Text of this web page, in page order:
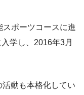
ポーツコースに進
学し、2016年3月
動も本格化してい